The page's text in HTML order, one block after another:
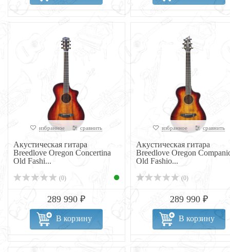
избранное сравнить
Акустическая гитара
Breedlove Oregon Concertina
Old Fashi...
(0)
289 990 ₽
В корзину
избранное сравнить
Акустическая гитара
Breedlove Oregon
Old Fashio...
(0)
289 990 ₽
В корзину